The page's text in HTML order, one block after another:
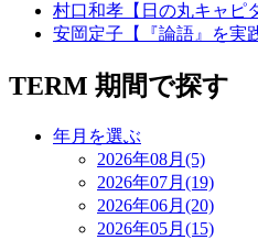
村口和孝【日の丸キャピ
安岡定子【『論語』を実
TERM 期間で探す
年月を選ぶ
2026年08月(5)
2026年07月(19)
2026年06月(20)
2026年05月(15)